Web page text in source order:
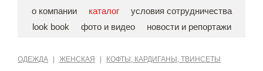
о компании каталог
условия сотрудничества
look book
фото и видео новости и репортажи
ОДЕЖДА ЖЕНСКАЯ КОФТЫ, КАРДИГАНЫ, ТВИНСЕТЫ